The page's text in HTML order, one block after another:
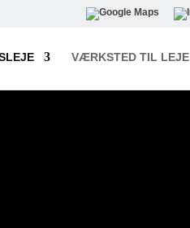
VÆRKSTED TIL LEJE